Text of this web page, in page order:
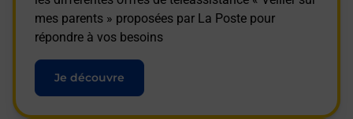
mes parents » proposées par La Poste pour
répondre à vos besoins
Je découvre